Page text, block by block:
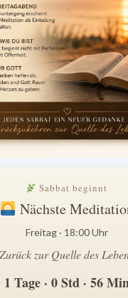
Sabbat beginnt
Nächste
Freitag · 18:00 Uhr
Zurück zur Quelle des
1 Tage · 0 Std · 56